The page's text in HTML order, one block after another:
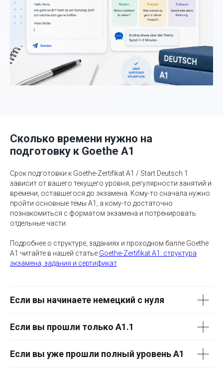
Сколько времени нужно на
подготовку к Goethe A1
Срок подготовки к Goethe-Zertifikat A1 / Start Deutsch 1
зависит от вашего текущего уровня, регулярности занятий и
времени, оставшегося до экзамена. Кому-то сначала нужно
пройти основные темы A1, а кому-то достаточно
познакомиться с форматом экзамена и потренировать
отдельные части.
Подробнее о структуре, заданиях и проходном балле Goethe
A1 читайте в нашей статье Goethe-Zertifikat A1: структура
экзамена, задания и сертификат
Если вы начинаете немецкий с нуля
Если вы прошли только A1.1
Если вы уже прошли полный уровень A1